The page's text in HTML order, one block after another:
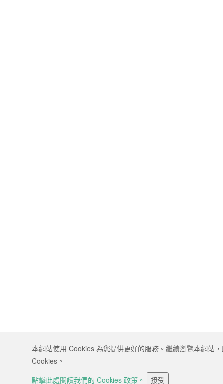
本網站使用 Cookies 為您提供更好的服務。繼續瀏覽本網站
Cookies。
點擊此處閱讀我們的 Cookies 政策。
接受